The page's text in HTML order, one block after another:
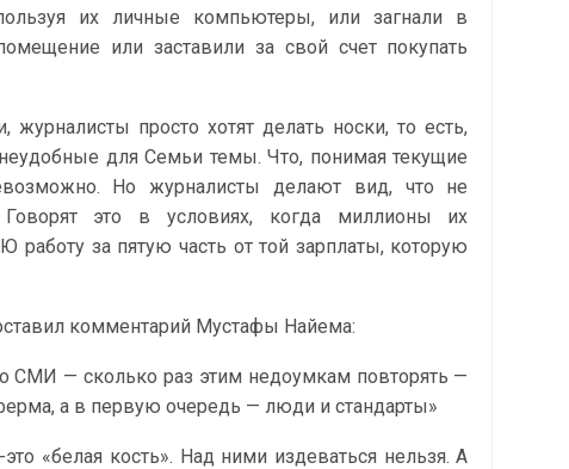
их личные компьютеры, или загнали в
или заставили за свой счет покупать
просто хотят делать носки, то есть,
для Семьи темы. Что, понимая текущие
Но журналисты делают вид, что не
Говорят это в условиях, когда миллионы их
за пятую часть от той зарплаты, которую
комментарий Мустафы Найема:
СМИ — сколько раз этим недоумкам повторять —
а в первую очередь — люди и стандарты»
«белая кость». Над ними издеваться нельзя. А